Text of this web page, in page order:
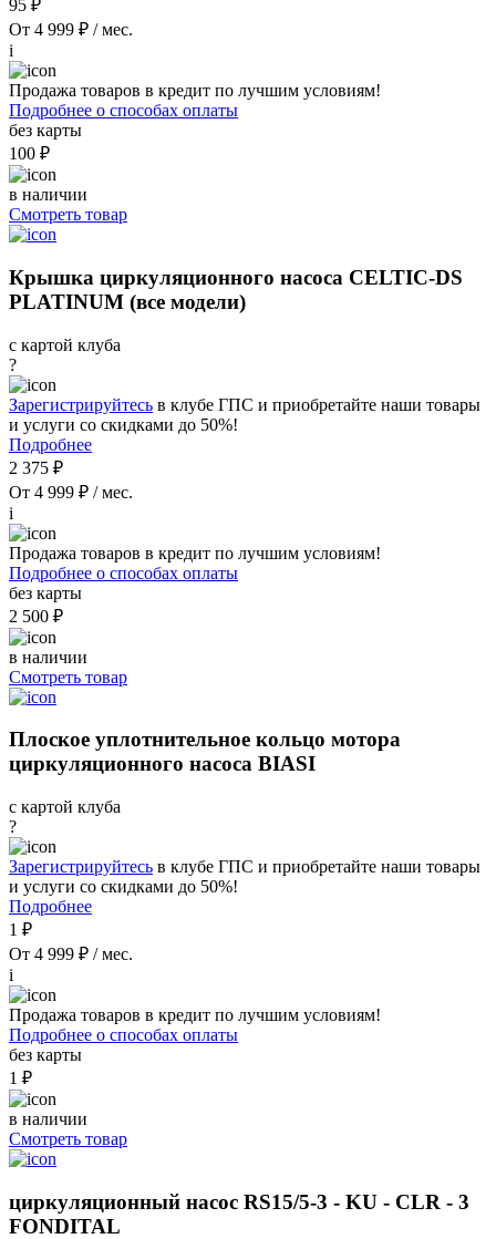
95 ₽
От 4 999 ₽ / мес.
i
Продажа товаров в кредит по лучшим условиям!
Подробнее о способах оплаты
без карты
100 ₽
в наличии
Смотреть товар
Крышка циркуляционного насоса CELTIC-DS
PLATINUM (все модели)
с картой клуба
?
Зарегистрируйтесь в клубе ГПС и приобретайте наши товары
и услуги со скидками до 50%!
Подробнее
2 375 ₽
От 4 999 ₽ / мес.
i
Продажа товаров в кредит по лучшим условиям!
Подробнее о способах оплаты
без карты
2 500 ₽
в наличии
Смотреть товар
Плоское уплотнительное кольцо мотора
циркуляционного насоса BIASI
с картой клуба
?
Зарегистрируйтесь в клубе ГПС и приобретайте наши товары
и услуги со скидками до 50%!
Подробнее
1 ₽
От 4 999 ₽ / мес.
i
Продажа товаров в кредит по лучшим условиям!
Подробнее о способах оплаты
без карты
1 ₽
в наличии
Смотреть товар
циркуляционный насос RS15/5-3 - KU - CLR - 3
FONDITAL